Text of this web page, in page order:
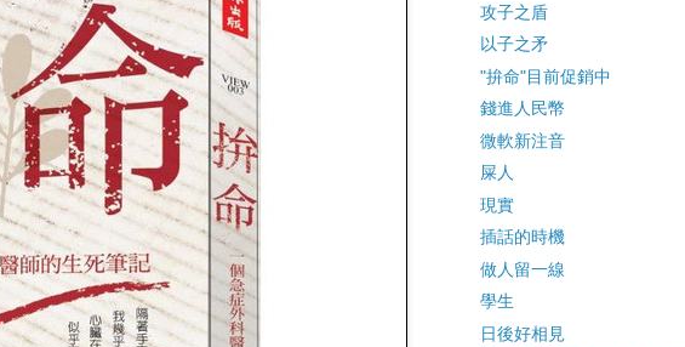
攻子之盾
以子之矛
"拚命"目前促銷中
錢進人民幣
微軟新注音
屎人
現實
插話的時機
做人留一線
學生
日後好相見